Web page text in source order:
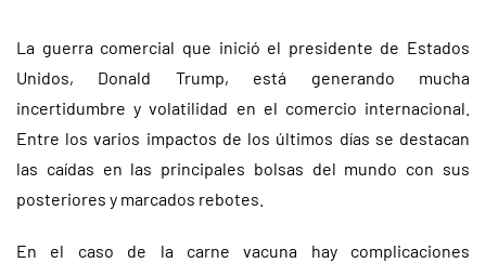
La guerra comercial que inició el presidente de Estados
Unidos, Donald Trump, está generando mucha
incertidumbre y volatilidad en el comercio internacional.
Entre los varios impactos de los últimos días se destacan
las caídas en las principales bolsas del mundo con sus
posteriores y marcados rebotes.
En el caso de la carne vacuna hay complicaciones